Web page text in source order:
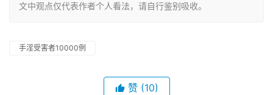
文中观点仅代表作者个人看法，请自行鉴别吸收。
手淫受害者10000例
赞 (10)